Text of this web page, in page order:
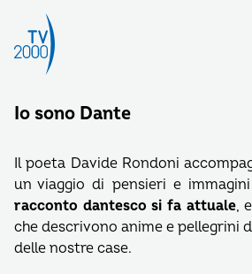
Io sono Dante
Il poeta Davide Rondoni
un viaggio di pensieri e
racconto dantesco si fa attuale,
che descrivono anime e pellegrini
delle nostre case.